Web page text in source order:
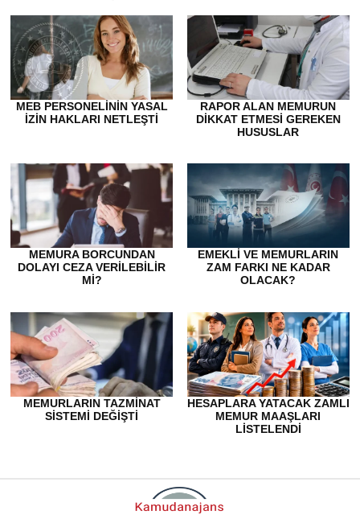
MEB PERSONELININ YASAL
İZIN HAKLARI NETLEŞTI
RAPOR ALAN MEMURUN
DİKKAT ETMESİ GEREKEN
HUSUSLAR
MEMURA BORCUNDAN
DOLAYI CEZA VERILEBILIR
MI?
EMEKLI VE MEMURLARIN
ZAM FARKI NE KADAR
OLACAK?
MEMURLARIN TAZMINAT
SISTEMI DEĞIŞTI
HESAPLARA YATACAK ZAMLI
MEMUR MAAŞLARI
LISTELENDI